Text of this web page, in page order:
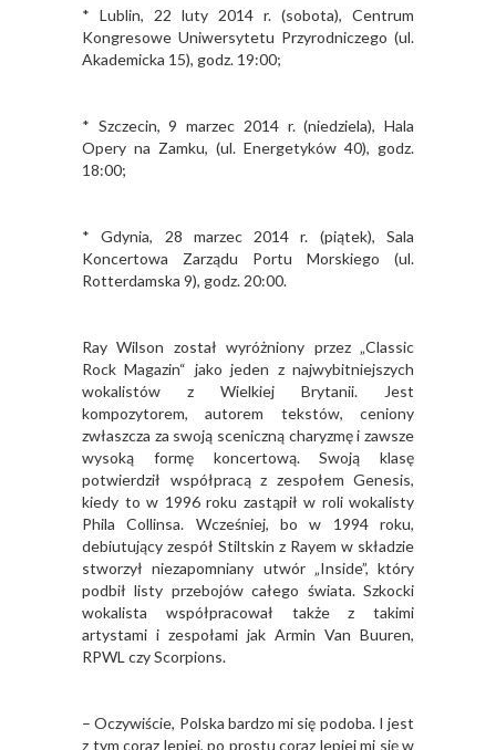
* Lublin, 22 luty 2014 r. (sobota), Centrum
Kongresowe Uniwersytetu Przyrodniczego (ul.
Akademicka 15), godz. 19:00;
* Szczecin, 9 marzec 2014 r. (niedziela), Hala
Opery na Zamku, (ul. Energetyków 40), godz.
18:00;
* Gdynia, 28 marzec 2014 r. (piątek), Sala
Koncertowa Zarządu Portu Morskiego (ul.
Rotterdamska 9), godz. 20:00.
Ray Wilson został wyróżniony przez „Classic
Rock Magazin“ jako jeden z najwybitniejszych
wokalistów z Wielkiej Brytanii. Jest
kompozytorem, autorem tekstów, ceniony
zwłaszcza za swoją sceniczną charyzmę i zawsze
wysoką formę koncertową. Swoją klasę
potwierdził współpracą z zespołem Genesis,
kiedy to w 1996 roku zastąpił w roli wokalisty
Phila Collinsa. Wcześniej, bo w 1994 roku,
debiutujący zespół Stiltskin z Rayem w składzie
stworzył niezapomniany utwór „Inside”, który
podbił listy przebojów całego świata. Szkocki
wokalista współpracował także z takimi
artystami i zespołami jak Armin Van Buuren,
RPWL czy Scorpions.
– Oczywiście, Polska bardzo mi się podoba. I jest
z tym coraz lepiej, po prostu coraz lepiej mi się w